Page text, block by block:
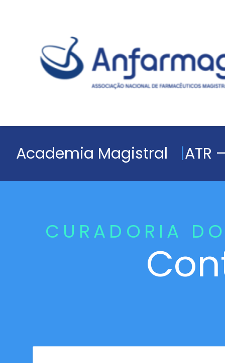
Academia Magistral ATR
CURADORIA